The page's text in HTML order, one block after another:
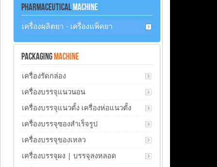
PHARMACEUTICALMACHINE
เครื่องผลิตยา - เครื่องแพ็คยา
PACKAGING MACHINE
เครื่องรัดกล่อง
เครื่องบรรจุแนวนอน
เครื่องบรรจุแนวตั้ง เครื่องห่อแนวตั้ง
เครื่องบรรจุซองสำเร็จรูป
เครื่องบรรจุของเหลว
เครื่องบรรจุผง | บรรจุลงหลอด